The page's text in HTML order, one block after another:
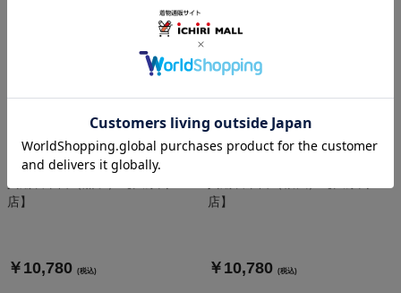
真鍮製帯留（茄子）【大原商
店】
￥10,780 (税込)
店】
￥10,780 (税込)